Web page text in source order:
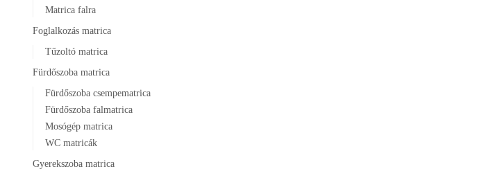
Matrica falra
Foglalkozás matrica
Tűzoltó matrica
Fürdőszoba matrica
Fürdőszoba csempematrica
Fürdőszoba falmatrica
Mosógép matrica
WC matricák
Gyerekszoba matrica